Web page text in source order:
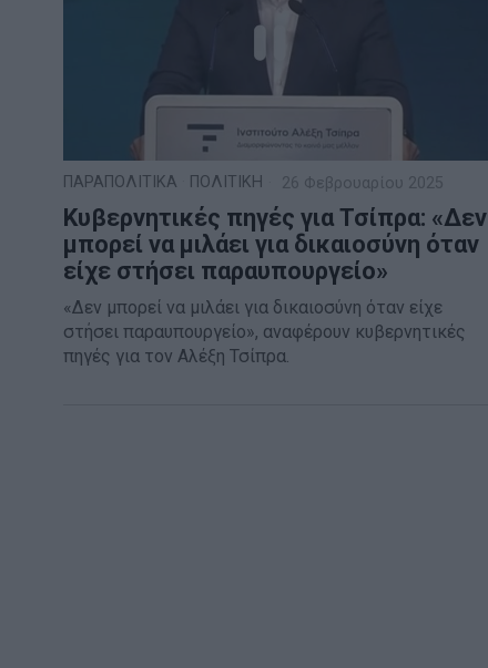
ΠΑΡΑΠΟΛΙΤΙΚΑ ΠΟΛΙΤΙΚΗ 26 Φεβρουαρίου 2025
Κυβερνητικές πηγές για Τσίπρα: «Δεν
μπορεί να μιλάει για δικαιοσύνη όταν
είχε στήσει παραυπουργείο»
«Δεν μπορεί να μιλάει για δικαιοσύνη όταν είχε
στήσει παραυπουργείο», αναφέρουν κυβερνητικές
πηγές για τον Αλέξη Τσίπρα.